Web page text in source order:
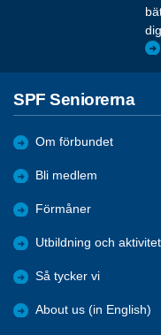
SPF Seniorerna
Om förbundet
Bli medlem
Förmåner
Utbildning och
Så tycker vi
About us (in English)